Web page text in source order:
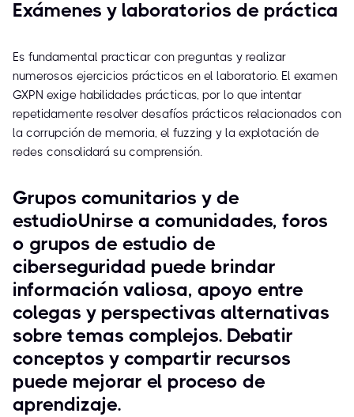
Exámenes y laboratorios de práctica
Es fundamental practicar con preguntas y realizar
numerosos ejercicios prácticos en el laboratorio. El examen
GXPN exige habilidades prácticas, por lo que intentar
repetidamente resolver desafíos prácticos relacionados con
la corrupción de memoria, el fuzzing y la explotación de
redes consolidará su comprensión.
Grupos comunitarios y de
estudioUnirse a comunidades, foros
o grupos de estudio de
ciberseguridad puede brindar
información valiosa, apoyo entre
colegas y perspectivas alternativas
sobre temas complejos. Debatir
conceptos y compartir recursos
puede mejorar el proceso de
aprendizaje.